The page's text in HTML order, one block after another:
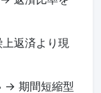
返済より現
-> 期間短縮型